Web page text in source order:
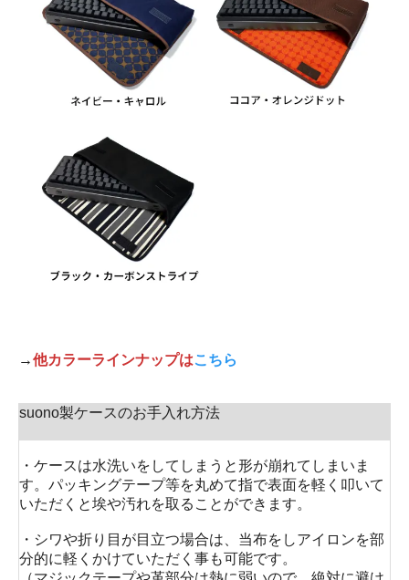
→他カラーラインナップはこちら
suono製ケースのお手入れ方法
・ケースは水洗いをしてしまうと形が崩れてしまいま
す。パッキングテープ等を丸めて指で表面を軽く叩いて
いただくと埃や汚れを取ることができます。
・シワや折り目が目立つ場合は、当布をしアイロンを部
分的に軽くかけていただく事も可能です。